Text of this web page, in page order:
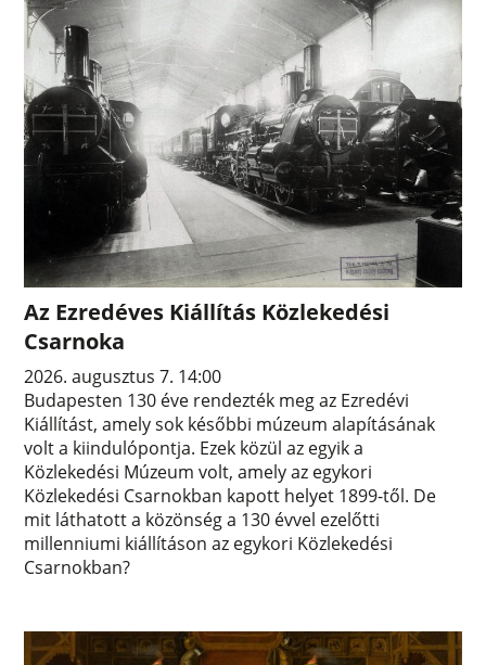
Az Ezredéves Kiállítás Közlekedési
Csarnoka
2026. augusztus 7. 14:00
Budapesten 130 éve rendezték meg az Ezredévi
Kiállítást, amely sok későbbi múzeum alapításának
volt a kiindulópontja. Ezek közül az egyik a
Közlekedési Múzeum volt, amely az egykori
Közlekedési Csarnokban kapott helyet 1899-től. De
mit láthatott a közönség a 130 évvel ezelőtti
millenniumi kiállításon az egykori Közlekedési
Csarnokban?